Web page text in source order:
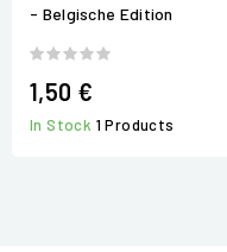
- Belgische Edition
1,50 €
In Stock 1 Products